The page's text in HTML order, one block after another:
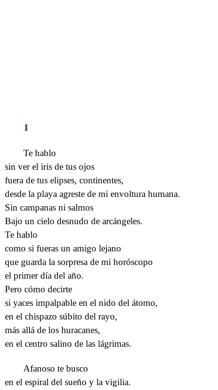
I
Te hablo
sin ver el iris de tus ojos
fuera de tus elipses, continentes,
desde la playa agreste de mi envoltura humana.
Sin campanas ni salmos
Bajo un cielo desnudo de arcángeles.
Te hablo
como si fueras un amigo lejano
que guarda la sorpresa de mi horóscopo
el primer día del año.
Pero cómo decirte
si yaces impalpable en el nido del átomo,
en el chispazo súbito del rayo,
más allá de los huracanes,
en el centro salino de las lágrimas.
Afanoso te busco
en el espiral del sueño y la vigilia.